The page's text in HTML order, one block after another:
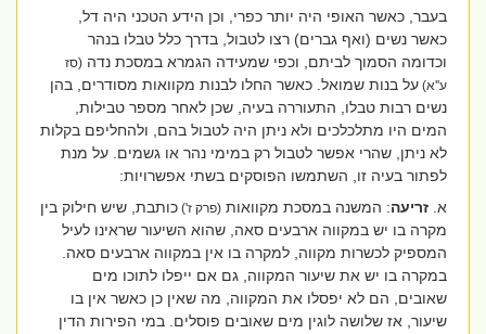
בעבר, כאשר האופי היה יותר כפרי, וכן הידע הטכני היה דל,
כאשר נשים (ואף גברים) רצו לטבול, בדרך כלל טבלו בנהר
וכדומה הסמוך לביתם, וכפי שמעידה הגמרא במסכת נדה(סז
ע''א)על בנות שמואל. כאשר החלו לבנות מקוואות מסודרים, בהן
נשים רבות טבלו, התעוררה בעיה, שכן לאחר מספר טבילות,
המים היו מתלכלכים ולא ניתן היה לטבול בהם, ולהחליפם בקלות
לא ניתן, שהרי אפשר לטבול רק במימי נהר או גשמים. על מנת
לפתור בעיה זו, השתמשו הפוסקים בשתי אפשרויות:
א.זריעה: המשנה במסכת מקוואות(פרק ז') כותבת, שיש חילוק בין
מקרה בו יש במקווה ארבעים סאה, שהוא השיעור שראינו לעיל
המספיק לכשרות מקווה, למקרה בו אין במקווה ארבעים סאה.
במקרה בו יש את שיעור המקווה, גם אם ייפלו לתוכו מים
שאובים, הם לא יפסלו את המקווה, מה שאין כן כאשר אין בו
שיעור, אז שלושה לוגין מים שאובים פוסלים. במי הפירות הדין